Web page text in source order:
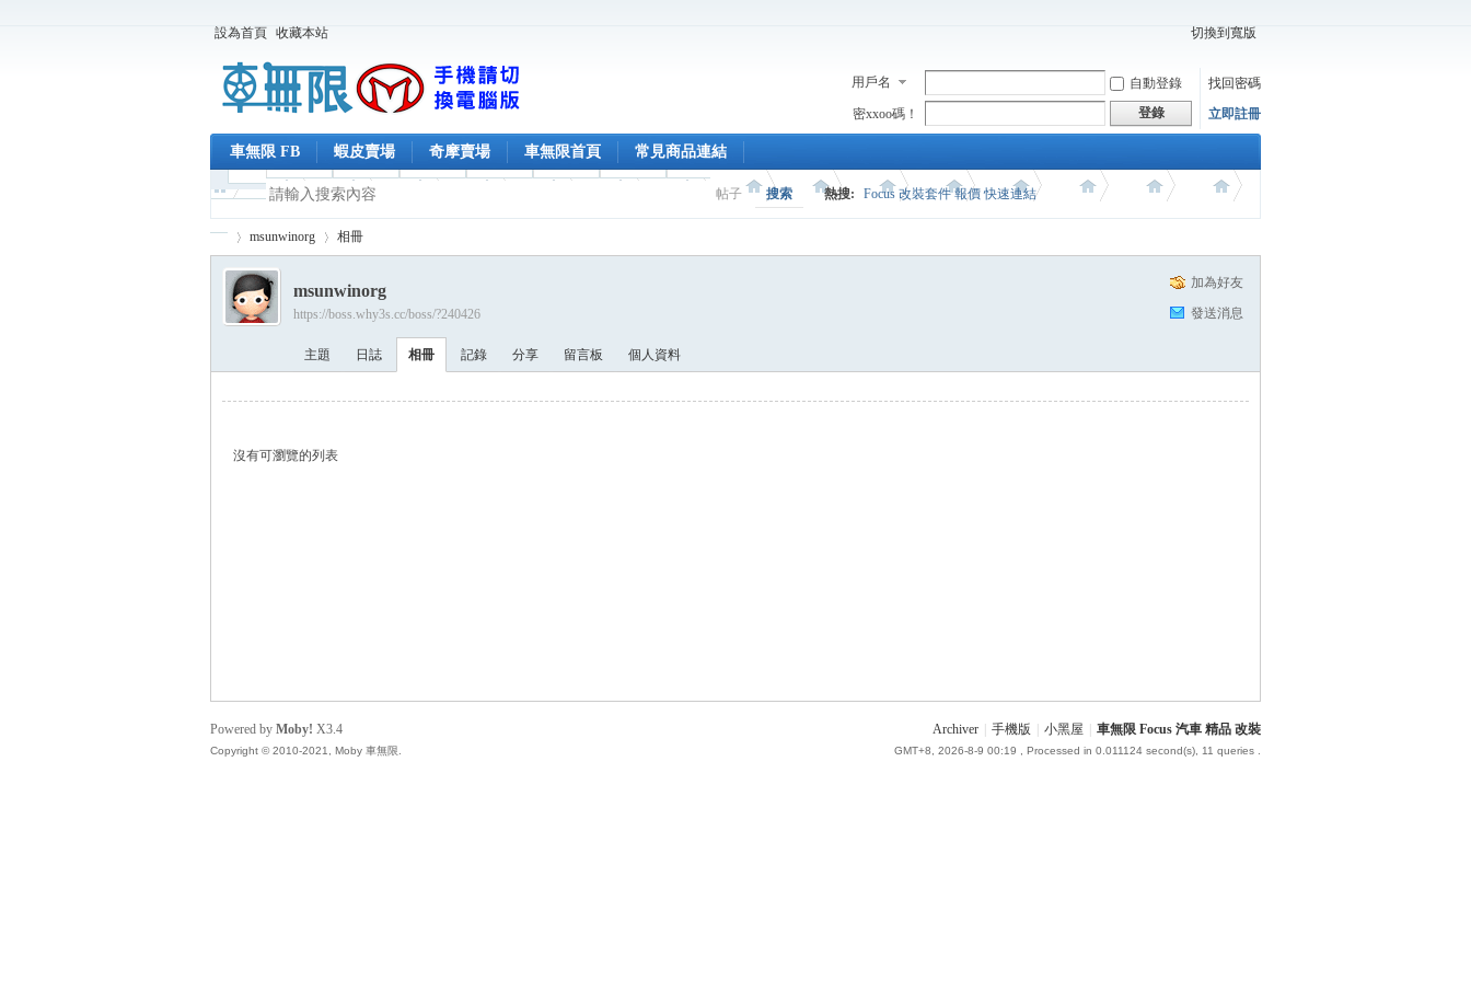
設為首頁 收藏本站 切換到寬版
用戶名 自動登錄
找回密碼
密xxoo碼！
登錄 立即註冊
車無限 FB 蝦皮賣場 奇摩賣場 車無限首頁 常見商品連結
帖子 搜索 熱搜: Focus 改裝套件 報價 快速連結
›
msunwinorg 相冊
加為好友
發送消息
msunwinorg
https://boss.why3s.cc/boss/?240426
主題 日誌 相冊 記錄 分享 留言板 個人資料
沒有可瀏覽的列表
Archiver 手機版 小黑屋 車無限 Focus 汽車 精品 改裝
GMT+8, 2026-8-9 00:19 , Processed in 0.011124 second(s), 11 queries .
Powered by Moby! X3.4
Copyright © 2010-2021, Moby 車無限.